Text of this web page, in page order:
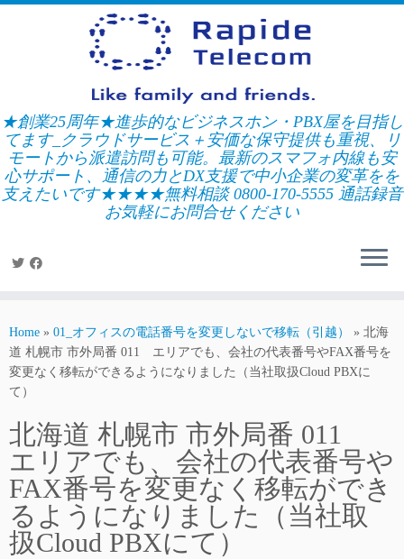
Skip
★創業25周年★進歩的なビジネスホン・PBX屋を目指し
てます_クラウドサービス＋安価な保守提供も重視、リ
モートから派遣訪問も可能。最新のスマフォ内線も安
心サポート、通信の力とDX支援で中小企業の変革をを
支えたいです★★★★無料相談 0800-170-5555 通話録音
お気軽にお問合せください
Home » 01_オフィスの電話番号を変更しないで移転（引越） » 北海
道 札幌市 市外局番 011 エリアでも、会社の代表番号やFAX番号を
変更なく移転ができるようになりました（当社取扱Cloud PBXに
て）
北海道 札幌市 市外局番 011
エリアでも、会社の代表番号や
FAX番号を変更なく移転ができ
るようになりました（当社取
扱Cloud PBXにて）